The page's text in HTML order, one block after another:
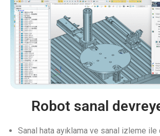
Robot sanal
Sanal hata ayıklama ve sanal izleme ile